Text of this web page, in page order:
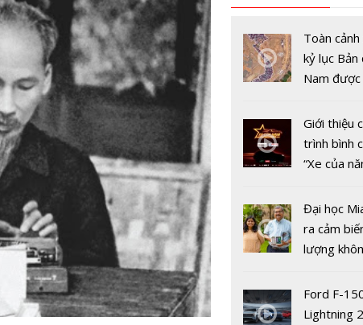
Cao Bằng
được bổ
ai?
Tân Tổng
đốc Kho
nước Trần
Toàn
kỷ lục Bản
Nam
năm 2022
Giới thiệu
trình bình
“Xe của
Đại học
ra cảm
lượng
19
Ford F-
Lightning